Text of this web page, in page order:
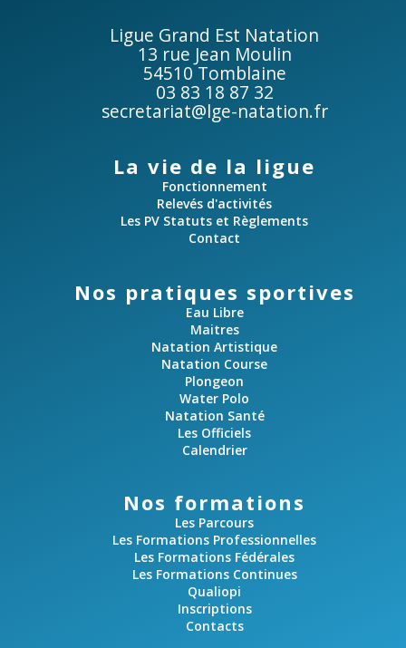
Ligue Grand Est Natation
13 rue Jean Moulin
54510 Tomblaine
03 83 18 87 32
secretariat@lge-natation.fr
La vie de la ligue
Fonctionnement
Relevés d'activités
Les PV Statuts et Règlements
Contact
Nos pratiques sportives
Eau Libre
Maitres
Natation Artistique
Natation Course
Plongeon
Water Polo
Natation Santé
Les Officiels
Calendrier
Nos formations
Les Parcours
Les Formations Professionnelles
Les Formations Fédérales
Les Formations Continues
Qualiopi
Inscriptions
Contacts